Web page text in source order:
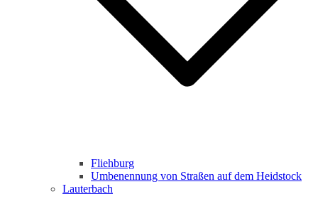
Fliehburg
Umbenennung von Straßen auf dem Heidstock
Lauterbach